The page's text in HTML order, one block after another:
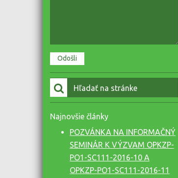
Vyhľadať:
Najnovšie články
POZVÁNKA NA INFORMAČNÝ
SEMINÁR K VÝZVAM OPKZP-
PO1-SC111-2016-10 A
OPKZP-PO1-SC111-2016-11